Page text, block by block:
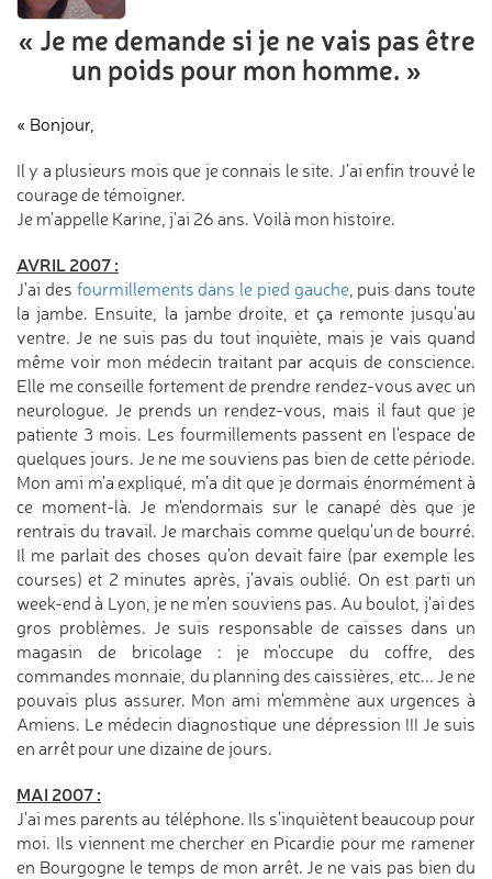
« Je me demande si je ne vais pas être
un poids pour mon homme. »
« Bonjour,
Il y a plusieurs mois que je connais le site. J'ai enfin trouvé le
courage de témoigner.
Je m'appelle Karine, j'ai 26 ans. Voilà mon histoire.
AVRIL 2007 :
J'ai des fourmillements dans le pied gauche, puis dans toute
la jambe. Ensuite, la jambe droite, et ça remonte jusqu'au
ventre. Je ne suis pas du tout inquiète, mais je vais quand
même voir mon médecin traitant par acquis de conscience.
Elle me conseille fortement de prendre rendez-vous avec un
neurologue. Je prends un rendez-vous, mais il faut que je
patiente 3 mois. Les fourmillements passent en l'espace de
quelques jours. Je ne me souviens pas bien de cette période.
Mon ami m'a expliqué, m'a dit que je dormais énormément à
ce moment-là. Je m'endormais sur le canapé dès que je
rentrais du travail. Je marchais comme quelqu'un de bourré.
Il me parlait des choses qu'on devait faire (par exemple les
courses) et 2 minutes après, j'avais oublié. On est parti un
week-end à Lyon, je ne m'en souviens pas. Au boulot, j'ai des
gros problèmes. Je suis responsable de caisses dans un
magasin de bricolage : je m'occupe du coffre, des
commandes monnaie, du planning des caissières, etc... Je ne
pouvais plus assurer. Mon ami m'emmène aux urgences à
Amiens. Le médecin diagnostique une dépression !!! Je suis
en arrêt pour une dizaine de jours.
MAI 2007 :
J'ai mes parents au téléphone. Ils s'inquiètent beaucoup pour
moi. Ils viennent me chercher en Picardie pour me ramener
en Bourgogne le temps de mon arrêt. Je ne vais pas bien du